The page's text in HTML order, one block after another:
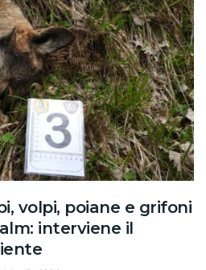
volpi, poiane e grifoni
interviene il